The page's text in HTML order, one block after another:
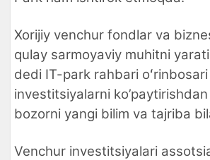
Xorijiy venchur fondlar va
qulay sarmoyaviy muhitni
dedi IT-park rahbari
investitsiyalarni
bozorni yangi bilim va tajriba
Venchur investitsiyalari